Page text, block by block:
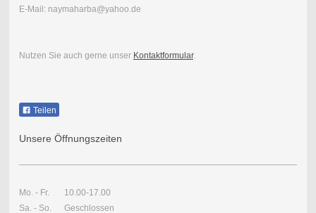
E-Mail: naymaharba@yahoo.de
Nutzen Sie auch gerne unser Kontaktformular.
Teilen
Unsere Öffnungszeiten
Mo. - Fr. 10.00-17.00
Sa. - So. Geschlossen